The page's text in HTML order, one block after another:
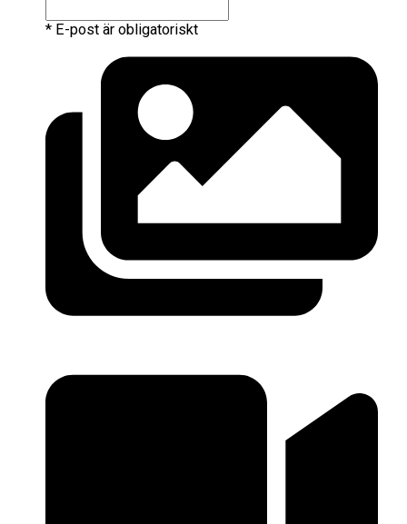
* E-post är obligatoriskt